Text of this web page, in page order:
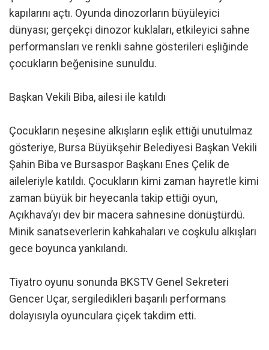
kapılarını açtı. Oyunda dinozorların büyüleyici
dünyası; gerçekçi dinozor kuklaları, etkileyici sahne
performansları ve renkli sahne gösterileri eşliğinde
çocukların beğenisine sunuldu.
Başkan Vekili Biba, ailesi ile katıldı
Çocukların neşesine alkışların eşlik ettiği unutulmaz
gösteriye, Bursa Büyükşehir Belediyesi Başkan Vekili
Şahin Biba ve Bursaspor Başkanı Enes Çelik de
aileleriyle katıldı. Çocukların kimi zaman hayretle kimi
zaman büyük bir heyecanla takip ettiği oyun,
Açıkhava’yı dev bir macera sahnesine dönüştürdü.
Minik sanatseverlerin kahkahaları ve coşkulu alkışları
gece boyunca yankılandı.
Tiyatro oyunu sonunda BKSTV Genel Sekreteri
Gencer Uçar, sergiledikleri başarılı performans
dolayısıyla oyunculara çiçek takdim etti.